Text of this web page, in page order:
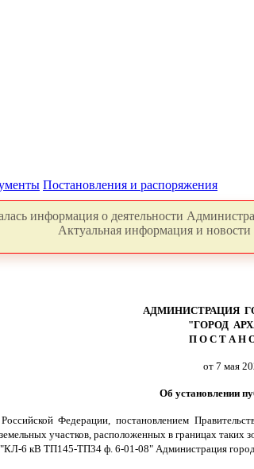
Постановления и распоряжения
информация о деятельности
Актуальная информация и новости
АДМИНИСТРАЦИЯ
"ГОРОД
П О С Т А Н
от 7 мая
Об установлении
Российской Федерации, постановлением
участков, расположенных в границах
"КЛ-6 кВ ТП145-ТП34 ф. 6-01-08" Администрация